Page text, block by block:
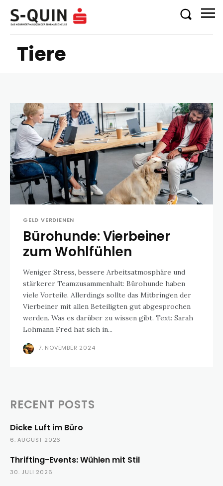
Tiere
GELD VERDIENEN
Bürohunde: Vierbeiner
zum Wohlfühlen
Weniger Stress, bessere Arbeitsatmosphäre und
stärkerer Teamzusammenhalt: Bürohunde haben
viele Vorteile. Allerdings sollte das Mitbringen der
Vierbeiner mit allen Beteiligten gut abgesprochen
werden. Was es darüber zu wissen gibt. Text: Sarah
Lohmann Fred hat sich in...
7. NOVEMBER 2024
RECENT POSTS
Dicke Luft im Büro
6. AUGUST 2026
Thrifting-Events: Wühlen mit Stil
30. JULI 2026